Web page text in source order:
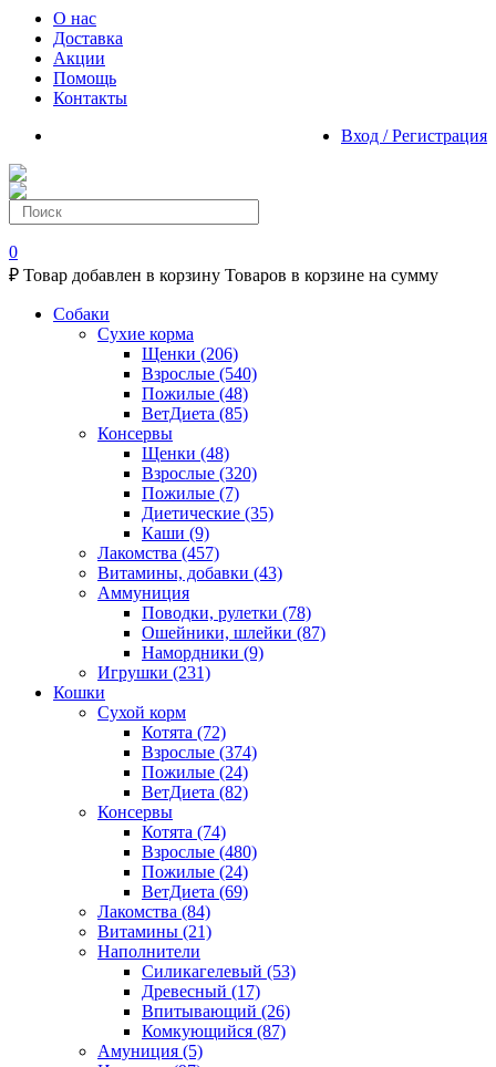
О нас
Доставка
Акции
Помощь
Контакты
Вход / Регистрация
0
₽ Товар добавлен в корзину Товаров в корзине на сумму
Собаки
Сухие корма
Щенки (206)
Взрослые (540)
Пожилые (48)
ВетДиета (85)
Консервы
Щенки (48)
Взрослые (320)
Пожилые (7)
Диетические (35)
Каши (9)
Лакомства (457)
Витамины, добавки (43)
Аммуниция
Поводки, рулетки (78)
Ошейники, шлейки (87)
Намордники (9)
Игрушки (231)
Кошки
Сухой корм
Котята (72)
Взрослые (374)
Пожилые (24)
ВетДиета (82)
Консервы
Котята (74)
Взрослые (480)
Пожилые (24)
ВетДиета (69)
Лакомства (84)
Витамины (21)
Наполнители
Силикагелевый (53)
Древесный (17)
Впитывающий (26)
Комкующийся (87)
Амуниция (5)